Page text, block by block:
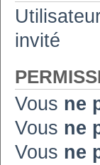
invité
Vous ne
Vous ne
Vous ne